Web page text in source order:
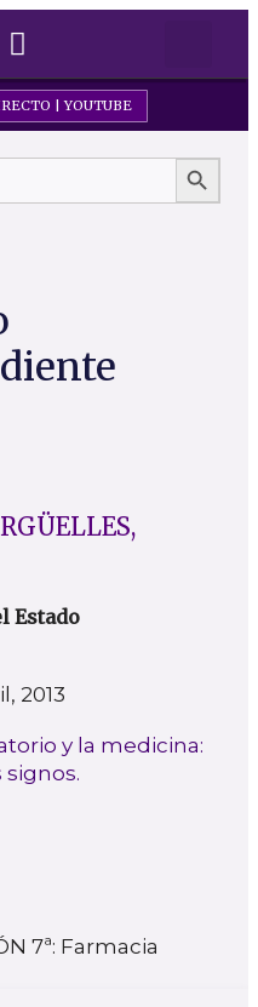
| YOUTUBE
Botón de
Estado
2013
y la medicina:
signos.
7ª: Farmacia